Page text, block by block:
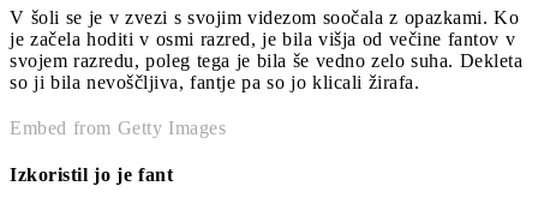
V šoli se je v zvezi s svojim videzom soočala z opazkami. Ko
je začela hoditi v osmi razred, je bila višja od večine fantov v
svojem razredu, poleg tega je bila še vedno zelo suha. Dekleta
so ji bila nevoščljiva, fantje pa so jo klicali žirafa.
Embed from Getty Images
Izkoristil jo je fant